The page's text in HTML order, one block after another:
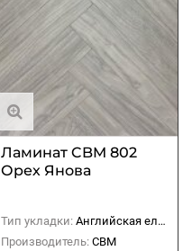
Ламинат CBM 802
Орех Янова
Тип укладки: Английская елка
Производитель: CBM